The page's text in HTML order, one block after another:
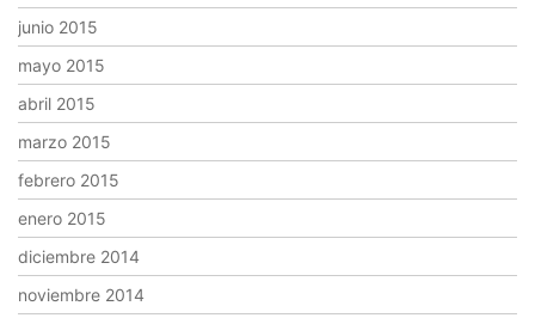
junio 2015
mayo 2015
abril 2015
marzo 2015
febrero 2015
enero 2015
diciembre 2014
noviembre 2014